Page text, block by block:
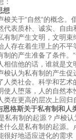
想
梭关于“自然“的概念
代表质朴、诚实、自由
有制产生文明，文明
人存在着生理上的不
制的产生准备了条件
相信他的话，谁就是文
梭认为私有制的产生
人类社会。科学和艺
使人堕落，人的自然
类在更高的层次上回
恩格斯关于私有制和人
有制的起源？卢梭认
什么是私有制的起源
很好地适应进化的需